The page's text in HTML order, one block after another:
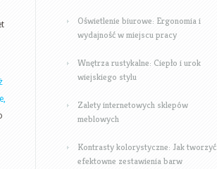
Oświetlenie biurowe: Ergonomia i
wydajność w miejscu pracy
Wnętrza rustykalne: Ciepło i urok
wiejskiego stylu
Zalety internetowych sklepów
meblowych
Kontrasty kolorystyczne: Jak tworzyć
efektowne zestawienia barw